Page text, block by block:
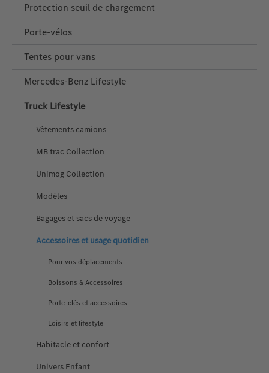
Protection seuil de chargement
Porte‑vélos
Tentes pour vans
Mercedes‑Benz Lifestyle
Truck Lifestyle
Vêtements camions
MB trac Collection
Unimog Collection
Modèles
Bagages et sacs de voyage
Accessoires et usage quotidien
Pour vos déplacements
Boissons & Accessoires
Porte-clés et accessoires
Loisirs et lifestyle
Habitacle et confort
Univers Enfant